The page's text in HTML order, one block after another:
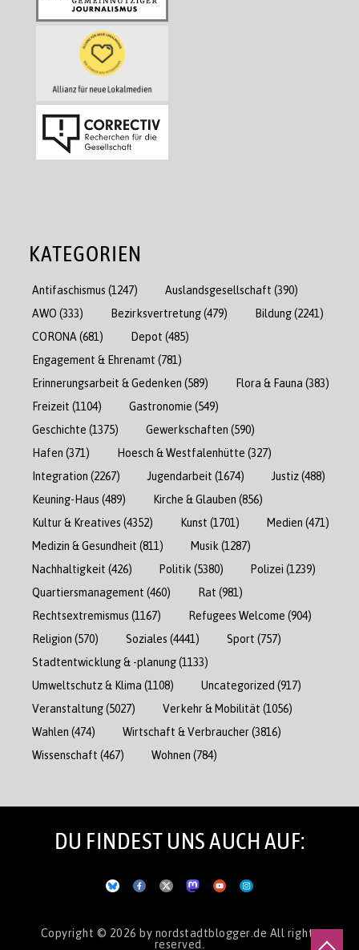
KATEGORIEN
Antifaschismus (1247) Auslandsgesellschaft (390)
AWO (333) Bezirksvertretung(479) Bildung(2241)
CORONA(681) Depot (485)
Engagement & Ehrenamt (781)
Erinnerungsarbeit & Gedenken (589) Flora & Fauna (383)
Freizeit (1104) Gastronomie (549)
Geschichte (1375) Gewerkschaften (590)
Hafen (371) Hoesch & Westfalenhütte (327)
Integration (2267) Jugendarbeit (1674) Justiz(488)
Keuning-Haus (489) Kirche & Glauben (856)
Kultur & Kreatives (4352) Kunst (1701) Medien (471)
Medizin & Gesundheit (811) Musik(1287)
Nachhaltigkeit (426) Politik(5380) Polizei (1239)
Quartiersmanagement (460) Rat (981)
Rechtsextremismus (1167) Refugees Welcome (904)
Religion (570) Soziales (4441) Sport (757)
Stadtentwicklung & -planung(1133)
Umweltschutz & Klima (1108) Uncategorized (917)
Veranstaltung(5027) Verkehr & Mobilität (1056)
Wahlen (474) Wirtschaft & Verbraucher(3816)
Wissenschaft (467) Wohnen (784)
DU FINDEST UNS AUCH AUF:
Copyright © 2026 by nordstadtblogger.de All rights
reserved.